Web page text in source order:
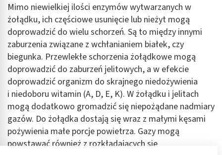
Mimo niewielkiej ilości enzymów wytwarzanych w
żołądku, ich częściowe usunięcie lub nieżyt mogą
doprowadzić do wielu schorzeń. Są to między innymi
zaburzenia związane z wchłanianiem białek, czy
biegunka. Przewlekłe schorzenia żołądkowe mogą
doprowadzić do zaburzeń jelitowych, a w efekcie
doprowadzić organizm do skrajnego niedożywienia
i niedoboru witamin (A, D, E, K). W żołądku i jelitach
mogą dodatkowo gromadzić się niepożądane nadmiary
gazów. Do żołądka dostają się wraz z małymi kęsami
pożywienia małe porcje powietrza. Gazy mogą
powstawać również z rozkładających się